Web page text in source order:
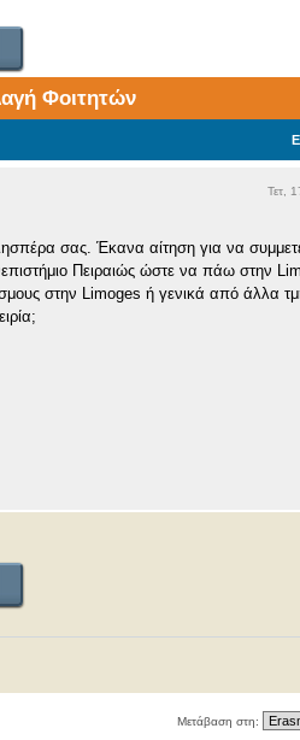
Φοιτητών
Τετ,
σας. Έκανα αίτηση για να
Πειραιώς ώστε να πάω στην
στην Limoges ή γενικά από άλλα
Μετάβαση στη: